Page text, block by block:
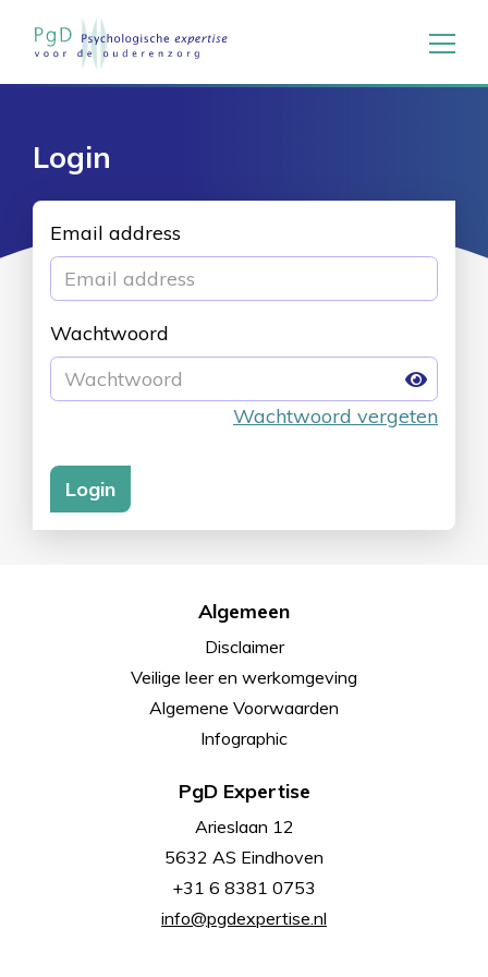
Login
Email address
Wachtwoord
Wachtwoord vergeten
Algemeen
Disclaimer
Veilige leer en werkomgeving
Algemene Voorwaarden
Infographic
PgD Expertise
Arieslaan 12
5632 AS Eindhoven
+31 6 8381 0753
info@pgdexpertise.nl